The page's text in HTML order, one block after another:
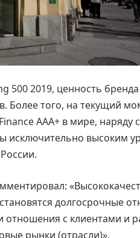
500 2019, ценность
Более того, на текущий
AAA+ в мире, наряду
исключительно высоким
долгосрочные
отношения с клиентами и
рынки (отрасли)».